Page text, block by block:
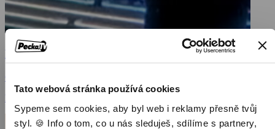
Tato webová stránka používá cookies
Sypeme sem cookies, aby byl web i reklamy přesně tvůj
styl. 🍪 Info o tom, co u nás sleduješ, sdílíme s partnery,
Počasí
Publicistické pořady / Pořady / Televizní show